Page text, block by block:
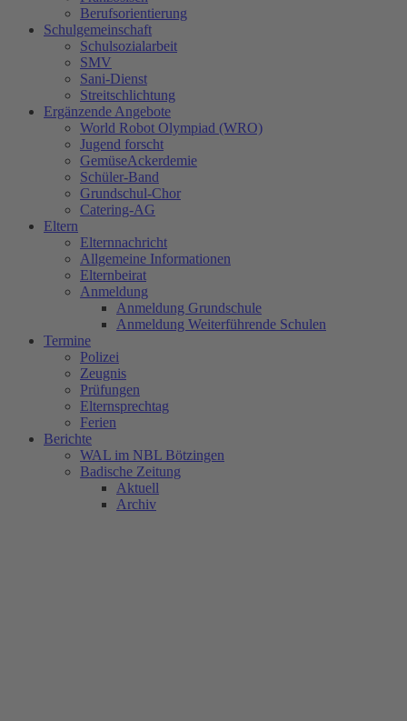
Berufsorientierung
Schulgemeinschaft
Schulsozialarbeit
SMV
Sani-Dienst
Streitschlichtung
Ergänzende Angebote
World Robot Olympiad (WRO)
Jugend forscht
GemüseAckerdemie
Schüler-Band
Grundschul-Chor
Catering-AG
Eltern
Elternnachricht
Allgemeine Informationen
Elternbeirat
Anmeldung
Anmeldung Grundschule
Anmeldung Weiterführende Schulen
Termine
Polizei
Zeugnis
Prüfungen
Elternsprechtag
Ferien
Berichte
WAL im NBL Bötzingen
Badische Zeitung
Aktuell
Archiv